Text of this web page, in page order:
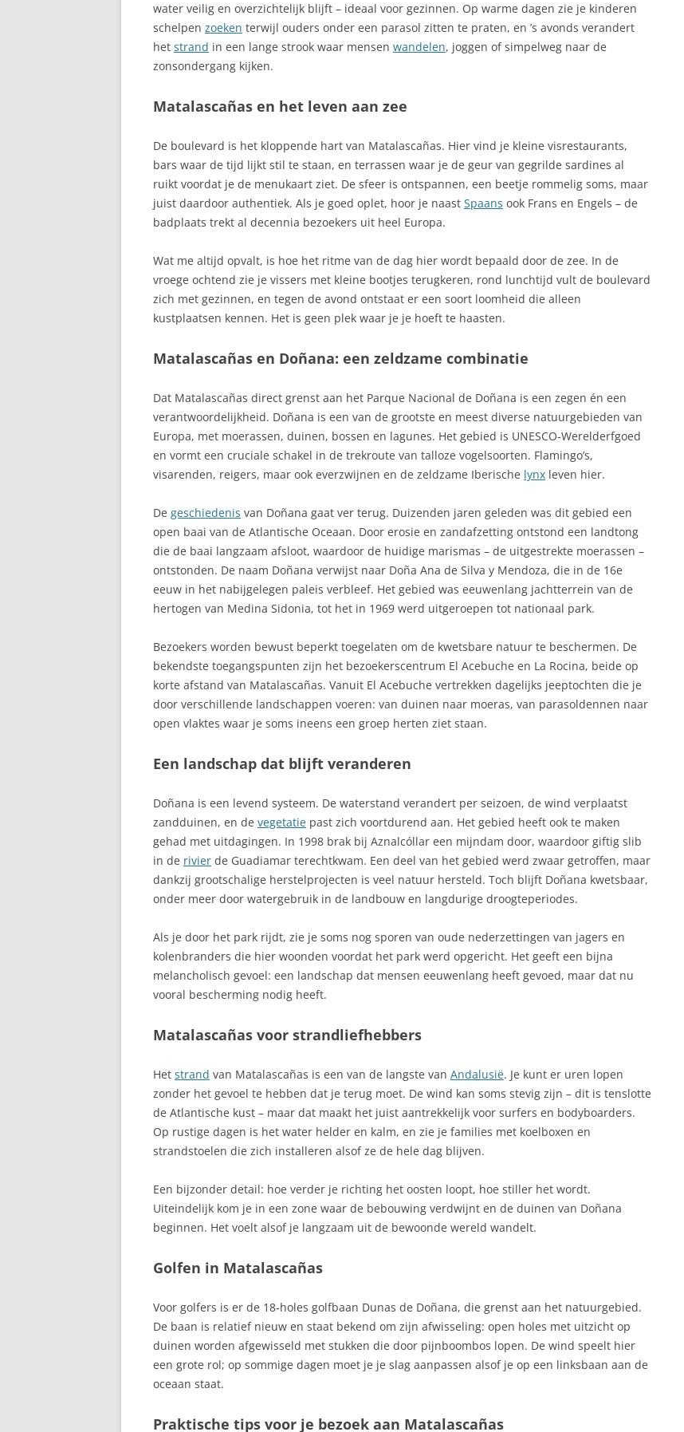
ARONA
ASTURIË, AUTONOME
AVILA, CASTILIË EN LEÓN
BALEAREN
BARCELONA, CATALONIË
BASKENLAND
BEGUR, STIJLVOL AAN DE COSTA
BENALMÁDENA COSTA, COSTA
DEL SOL
BENISSA
BETANCURIA
BETANZOS, MIDDELEEUWSE STAD
IN GALICIË
BILBAO, BISCAY
BLANES, COSTA BRAVA
BORREGUILES, SIERRA NEVADA
ONTDEKKEN
BUÑOL
CA’N PICAFORT
NATUUR, KUNST, STRANDEN
CÁDIZ
CALA DE MIJAS, COSTA DEL SOL
CALA LLONGA STRAND, IBIZA
CALELLA, COSTA DEL MARESME
CALETA DE FUSTE,
FUERTEVENTURA
CALPE, COSTA BLANCA
CAMBRILS, COSTA DORADA
VEELZIJDIGE ARCHIPEL
CANDELARIA
CANTABRIË, AUTONOME REGIO IN
SPANJE
CARTAGENA – PAREL VAN DE
EN TOERISTISCH GEBRUIK
ECONOMIE
ENERGIE IN SPANJE
FAUNA IN SPANJE
FEESTDAGEN SPANJE IN ALLE
REGIO’S
FIETSEN IN SPANJE: COMPLETE
GIDS
FUERTEVENTURA CARNAVAL
FUERTEVENTURA VLIEGVELD
GELDZAKEN IN SPANJE
GESCHIEDENIS
GEZONDHEID OP VAKANTIE IN
SPANJE
GOLFRESORTS IN SPANJE
GOYA
GRIEP, SPAANSE
HUIS KOPEN IN SPANJE
HUISDIER MEE NAAR SPANJE
JUAN SEBASTIAN DE ELCANO, HET
GROOTSTE SPAANSE TALL SHIP
(KVK SPANJE)
KERST IN SPANJE: TRADITIES,
KRANTEN IN SPANJE
LANDELIJKE OV‑PAS VOOR TREIN
LEGENDEN EN ROMANCES UIT
SPANJE
LEGENDEN EN ROMANCES VAN
SPANJE II
LEGENDEN EN ROMANCES VAN
PAPRIKAROLLETJES MET
GEITENKAAS
PERZIK
RIJST UIT VALENCIA
SAFFRAANRISOTTO MET
SPAANSE KNOFLOOKSOEP
SPAANSE SALADE UIT
TAPAS ONTDEKKEN IN SPANJE
TAPAS: BANDERILLAS
TAPAS: GEMARINEERD
VARKENSVLEES, PRUEBA DE
TAPAZ, ASPERGES IN PROSCIUTTO
TOMAAT-PAPRIKASAUS
VISBOUILLON OP SPAANSE WIJZE
WORTEL MET SALAMI EN
ZARZUELA, RIJKE SPAANSE
STOOFSCHOTEL
water veilig en overzichtelijk blijft – ideaal voor gezinnen. Op warme dagen zie je kinderen
schelpen zoeken terwijl ouders onder een parasol zitten te praten, en ’s avonds verandert
het strand in een lange strook waar mensen wandelen, joggen of simpelweg naar de
zonsondergang kijken.
Matalascañas en het leven aan zee
De boulevard is het kloppende hart van Matalascañas. Hier vind je kleine visrestaurants,
bars waar de tijd lijkt stil te staan, en terrassen waar je de geur van gegrilde sardines al
ruikt voordat je de menukaart ziet. De sfeer is ontspannen, een beetje rommelig soms, maar
juist daardoor authentiek. Als je goed oplet, hoor je naast Spaans ook Frans en Engels – de
badplaats trekt al decennia bezoekers uit heel Europa.
Wat me altijd opvalt, is hoe het ritme van de dag hier wordt bepaald door de zee. In de
vroege ochtend zie je vissers met kleine bootjes terugkeren, rond lunchtijd vult de boulevard
zich met gezinnen, en tegen de avond ontstaat er een soort loomheid die alleen
kustplaatsen kennen. Het is geen plek waar je je hoeft te haasten.
Matalascañas en Doñana: een zeldzame combinatie
Dat Matalascañas direct grenst aan het Parque Nacional de Doñana is een zegen én een
verantwoordelijkheid. Doñana is een van de grootste en meest diverse natuurgebieden van
Europa, met moerassen, duinen, bossen en lagunes. Het gebied is UNESCO‑Werelderfgoed
en vormt een cruciale schakel in de trekroute van talloze vogelsoorten. Flamingo’s,
visarenden, reigers, maar ook everzwijnen en de zeldzame Iberische lynx leven hier.
De geschiedenis van Doñana gaat ver terug. Duizenden jaren geleden was dit gebied een
open baai van de Atlantische Oceaan. Door erosie en zandafzetting ontstond een landtong
die de baai langzaam afsloot, waardoor de huidige marismas – de uitgestrekte moerassen –
ontstonden. De naam Doñana verwijst naar Doña Ana de Silva y Mendoza, die in de 16e
eeuw in het nabijgelegen paleis verbleef. Het gebied was eeuwenlang jachtterrein van de
hertogen van Medina Sidonia, tot het in 1969 werd uitgeroepen tot nationaal park.
Bezoekers worden bewust beperkt toegelaten om de kwetsbare natuur te beschermen. De
bekendste toegangspunten zijn het bezoekerscentrum El Acebuche en La Rocina, beide op
korte afstand van Matalascañas. Vanuit El Acebuche vertrekken dagelijks jeeptochten die je
door verschillende landschappen voeren: van duinen naar moeras, van parasoldennen naar
open vlaktes waar je soms ineens een groep herten ziet staan.
Een landschap dat blijft veranderen
Doñana is een levend systeem. De waterstand verandert per seizoen, de wind verplaatst
zandduinen, en de vegetatie past zich voortdurend aan. Het gebied heeft ook te maken
gehad met uitdagingen. In 1998 brak bij Aznalcóllar een mijndam door, waardoor giftig slib
in de rivier de Guadiamar terechtkwam. Een deel van het gebied werd zwaar getroffen, maar
dankzij grootschalige herstelprojecten is veel natuur hersteld. Toch blijft Doñana kwetsbaar,
onder meer door watergebruik in de landbouw en langdurige droogteperiodes.
Als je door het park rijdt, zie je soms nog sporen van oude nederzettingen van jagers en
kolenbranders die hier woonden voordat het park werd opgericht. Het geeft een bijna
melancholisch gevoel: een landschap dat mensen eeuwenlang heeft gevoed, maar dat nu
vooral bescherming nodig heeft.
Matalascañas voor strandliefhebbers
Het strand van Matalascañas is een van de langste van Andalusië. Je kunt er uren lopen
zonder het gevoel te hebben dat je terug moet. De wind kan soms stevig zijn – dit is tenslotte
de Atlantische kust – maar dat maakt het juist aantrekkelijk voor surfers en bodyboarders.
Op rustige dagen is het water helder en kalm, en zie je families met koelboxen en
strandstoelen die zich installeren alsof ze de hele dag blijven.
Een bijzonder detail: hoe verder je richting het oosten loopt, hoe stiller het wordt.
Uiteindelijk kom je in een zone waar de bebouwing verdwijnt en de duinen van Doñana
beginnen. Het voelt alsof je langzaam uit de bewoonde wereld wandelt.
Golfen in Matalascañas
Voor golfers is er de 18‑holes golfbaan Dunas de Doñana, die grenst aan het natuurgebied.
De baan is relatief nieuw en staat bekend om zijn afwisseling: open holes met uitzicht op
duinen worden afgewisseld met stukken die door pijnboombos lopen. De wind speelt hier
een grote rol; op sommige dagen moet je je slag aanpassen alsof je op een linksbaan aan de
oceaan staat.
Praktische tips voor je bezoek aan Matalascañas